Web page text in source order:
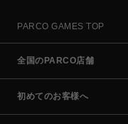
PARCO GAMES TOP
全国のPARCO店舗
初めてのお客様へ